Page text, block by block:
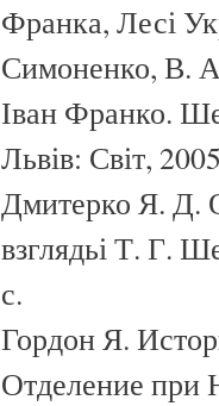
Франка, Лесі
Симоненко, В.
Іван Франко.
Львів: Світ,
Дмитерко Я. Д.
взглядьі Т. Г.
с.
Гордон Я.
Отделение при